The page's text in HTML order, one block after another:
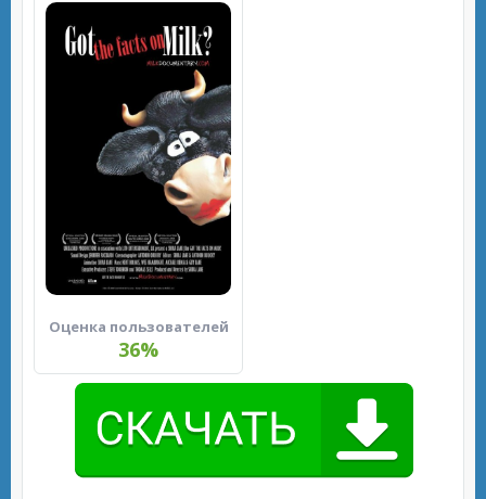
Оценка пользователей
36%